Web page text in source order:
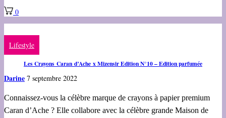
0
Lifestyle
Les Crayons Caran d’Ache x Mizensir Edition N°10 – Edition parfumée
Darine 7 septembre 2022
Connaissez-vous la célèbre marque de crayons à papier premium
Caran d’Ache ? Elle collabore avec la célèbre grande Maison de